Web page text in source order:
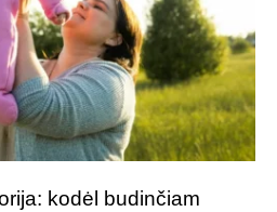
kodėl budinčiam